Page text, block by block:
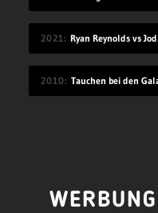
2021
2010 Tauchen bei den